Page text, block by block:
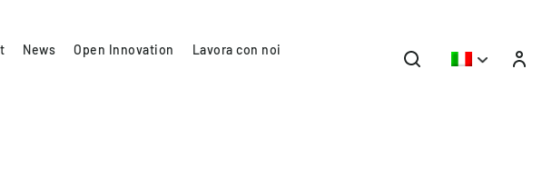
News Open Innovation Lavora con noi